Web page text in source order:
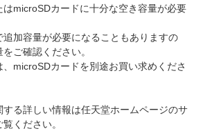
microSDカードに十分な空き容量が必要
追加容量が必要になることもありますの
ご確認ください。
microSDカードを別途お買い求めくださ
する詳しい情報は任天堂ホームページのサ
ください。